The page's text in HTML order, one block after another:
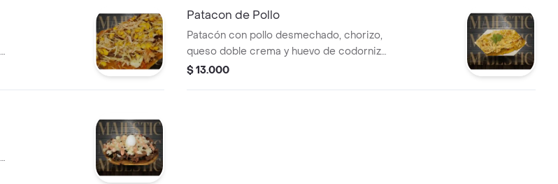
Patacon de Pollo
Patacón con pollo desmechado, chorizo,
queso doble crema y huevo de codorniz
sobre plátano pintón.
$ 13.000